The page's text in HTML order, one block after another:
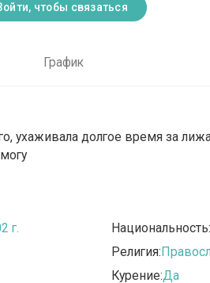
чтобы связаться
График
ухаживала долгое время за
г.
Национальность:
Религия:
Курение:Да